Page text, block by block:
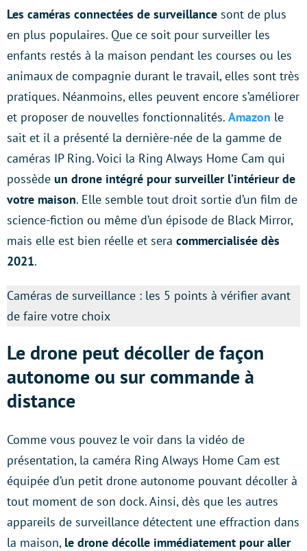
Les caméras connectées de surveillance sont de plus
en plus populaires. Que ce soit pour surveiller les
enfants restés à la maison pendant les courses ou les
animaux de compagnie durant le travail, elles sont très
pratiques. Néanmoins, elles peuvent encore s’améliorer
et proposer de nouvelles fonctionnalités. Amazon le
sait et il a présenté la dernière-née de la gamme de
caméras IP Ring. Voici la Ring Always Home Cam qui
possède un drone intégré pour surveiller l’intérieur de
votre maison. Elle semble tout droit sortie d’un film de
science-fiction ou même d’un épisode de Black Mirror,
mais elle est bien réelle et sera commercialisée dès
2021.
Caméras de surveillance : les 5 points à vérifier avant
de faire votre choix
Le drone peut décoller de façon
autonome ou sur commande à
distance
Comme vous pouvez le voir dans la vidéo de
présentation, la caméra Ring Always Home Cam est
équipée d’un petit drone autonome pouvant décoller à
tout moment de son dock. Ainsi, dès que les autres
appareils de surveillance détectent une effraction dans
la maison, le drone décolle immédiatement pour aller